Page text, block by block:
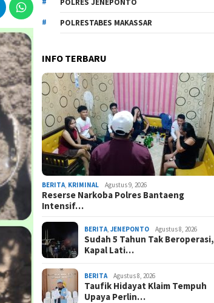
POLRES JENEPONTO
POLRESTABES MAKASSAR
INFO TERBARU
BERITA KRIMINAL Agustus 9, 2026
Reserse Narkoba Polres Bantaeng
Intensif…
BERITA ,JENEPONTO Agustus 8, 2026
Sudah 5 Tahun Tak Beroperasi,
Kapal Lati…
BERITA Agustus 8, 2026
Taufik Hidayat Klaim Tempuh
Upaya Perlin…